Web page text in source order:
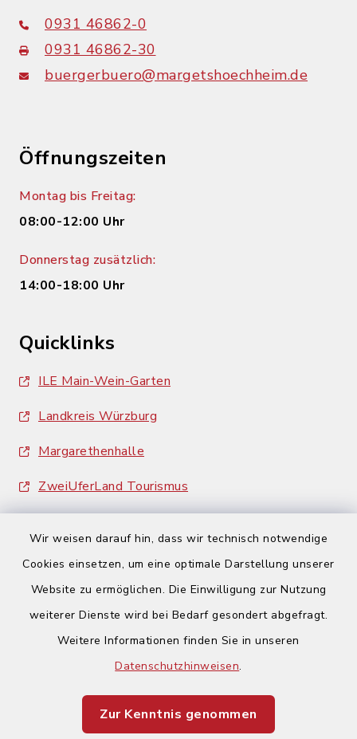
Wir weisen darauf hin, dass wir technisch notwendige
Cookies einsetzen, um eine optimale Darstellung unserer
Website zu ermöglichen. Die Einwilligung zur Nutzung
weiterer Dienste wird bei Bedarf gesondert abgefragt.
Weitere Informationen finden Sie in unseren
Datenschutzhinweisen.
Zur Kenntnis genommen
0931 46862-0
0931 46862-30
buergerbuero@margetshoechheim.de
Öffnungszeiten
Montag bis Freitag:
08:00-12:00 Uhr
Donnerstag zusätzlich:
14:00-18:00 Uhr
Quicklinks
ILE Main-Wein-Garten
Landkreis Würzburg
Margarethenhalle
ZweiUferLand Tourismus
Barrierefreiheit
Impressum